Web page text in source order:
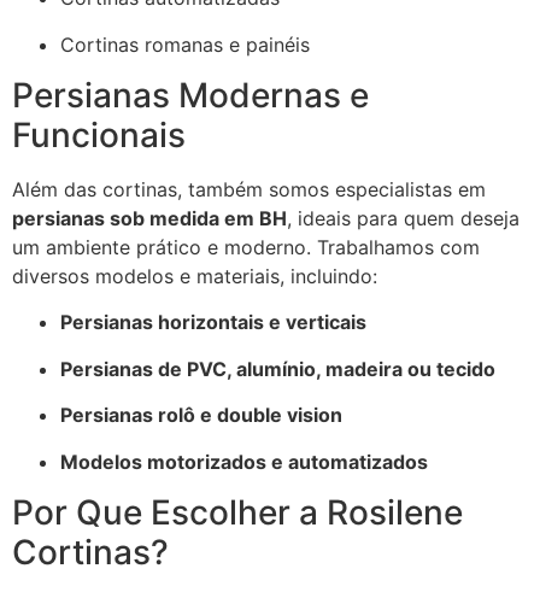
Cortinas romanas e painéis
Persianas Modernas e
Funcionais
Além das cortinas, também somos especialistas em
persianas sob medida em BH, ideais para quem deseja
um ambiente prático e moderno. Trabalhamos com
diversos modelos e materiais, incluindo:
Persianas horizontais e verticais
Persianas de PVC, alumínio, madeira ou tecido
Persianas rolô e double vision
Modelos motorizados e automatizados
Por Que Escolher a Rosilene
Cortinas?